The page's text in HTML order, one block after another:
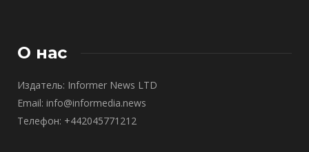
О нас
Издатель: Informer News LTD
Email: info@informedia.news
Телефон: +442045771212